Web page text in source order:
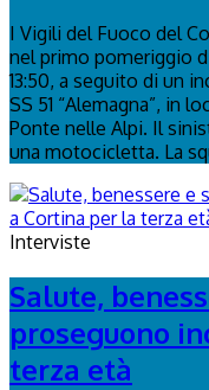
I Vigili del Fuoco del
nel primo pomeriggio
13:50, a seguito di un
SS 51 “Alemagna”, in
Ponte nelle Alpi. Il
una motocicletta. La
Interviste
Salute,
proseguono
terza età